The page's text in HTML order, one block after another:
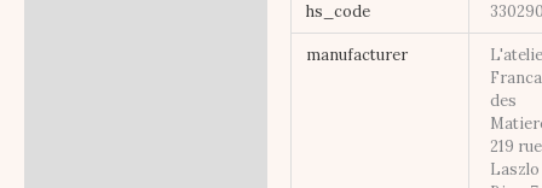
hs_code
manufacturer
des
219 rue
Laszlo